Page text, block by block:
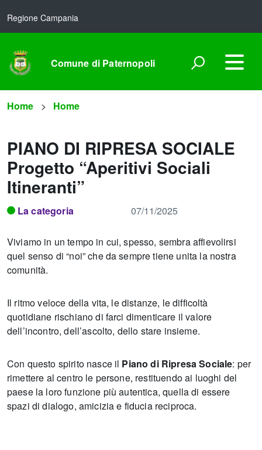
Regione Campania
Comune di Paternopoli
Home Home
PIANO DI RIPRESA SOCIALE
Progetto “Aperitivi Sociali
Itineranti”
La categoria 07/11/2025
Viviamo in un tempo in cui, spesso, sembra affievolirsi
quel senso di “noi” che da sempre tiene unita la nostra
comunità.
Il ritmo veloce della vita, le distanze, le difficoltà
quotidiane rischiano di farci dimenticare il valore
dell’incontro, dell’ascolto, dello stare insieme.
Con questo spirito nasce il Piano di Ripresa Sociale: per
rimettere al centro le persone, restituendo ai luoghi del
paese la loro funzione più autentica, quella di essere
spazi di dialogo, amicizia e fiducia reciproca.